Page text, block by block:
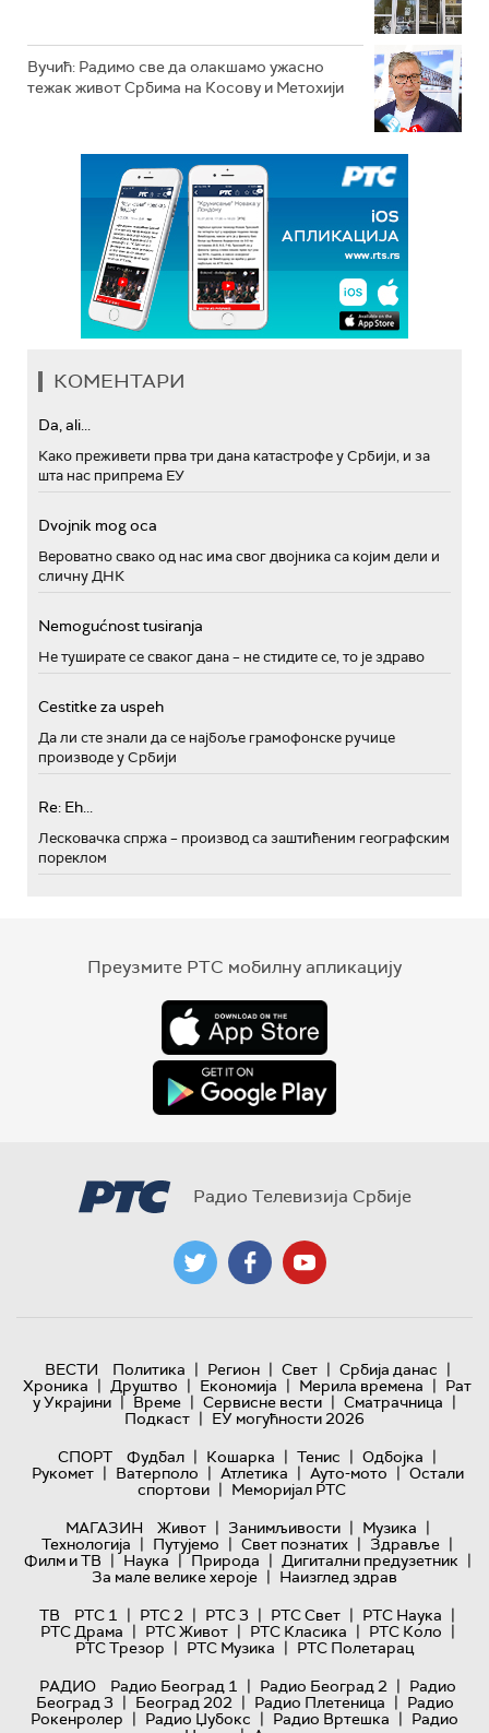
Вучић: Радимо све да олакшамо ужасно
тежак живот Србима на Косову и Метохији
КОМЕНТАРИ
Da, ali...
Како преживети прва три дана катастрофе у Србији, и за
шта нас припрема ЕУ
Dvojnik mog oca
Вероватно свако од нас има свог двојника са којим дели и
сличну ДНК
Nemogućnost tusiranja
Не туширате се сваког дана – не стидите се, то је здраво
Cestitke za uspeh
Да ли сте знали да се најбоље грамофонске ручице
производе у Србији
Re: Eh...
Лесковачка спржа – производ са заштићеним географским
пореклом
Преузмите РТС мобилну апликацију
Радио Телевизија Србије
ВЕСТИ Политика | Регион | Свет | Србија данас |
Хроника | Друштво | Економија | Мерила времена | Рат
у Украјини | Време | Сервисне вести | Сматрачница |
Подкаст | ЕУ могућности 2026
СПОРТ
Фудбал | Кошарка | Тенис | Одбојка |
Рукомет | Ватерполо | Атлетика | Ауто-мото | Остали
спортови | Меморијал РТС
МАГАЗИН
Живот | Занимљивости | Музика |
Технологијa | Путујемо | Свет познатих | Здравље |
Филм и ТВ | Наука | Природа | Дигитални предузетник |
За мале велике хероје | Наизглед здрав
ТВ
РТС 1 | РТС 2 | РТС 3 | РТС Свет | РТС Наука |
РТС Драма | РТС Живот | РТС Класика | РТС Коло |
РТС Трезор | РТС Музика | РТС Полетарац
РАДИО
Радио Београд 1 | Радио Београд 2 | Радио
Београд 3 | Београд 202 | Радио Плетеница | Радио
Рокенролер | Радио Џубокс | Радио Вртешка | Радио